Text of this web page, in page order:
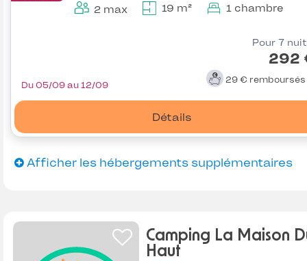
2 max 19 m² 1 chambre
Pour 7
292
29 € remboursés
Détails
Du 05/09 au 12/09
Afficher les hébergements supplémentaires
Camping La Maison
Haut